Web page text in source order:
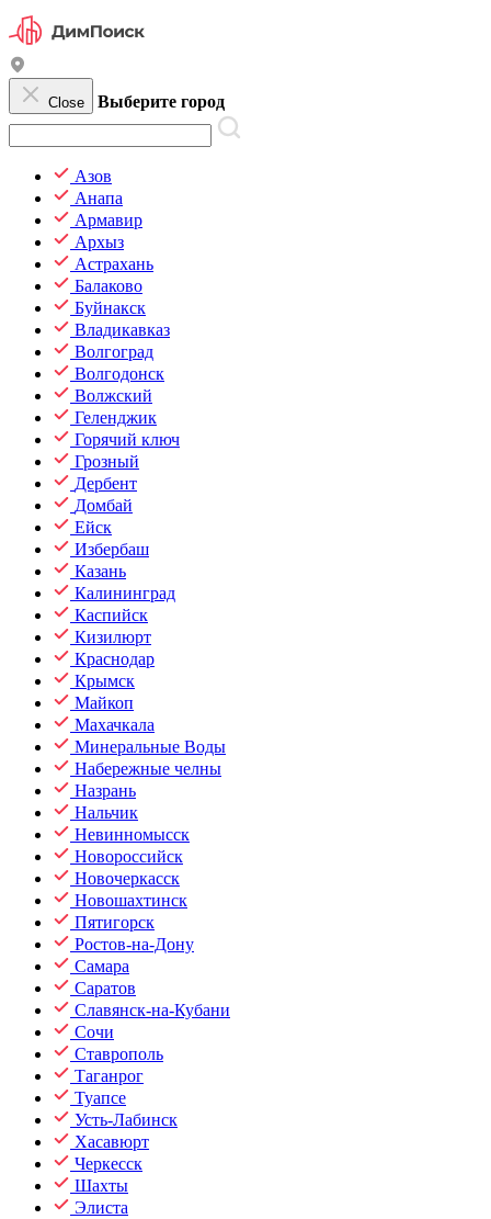
Close Выберите город
Азов
Анапа
Армавир
Архыз
Астрахань
Балаково
Буйнакск
Владикавказ
Волгоград
Волгодонск
Волжский
Геленджик
Горячий ключ
Грозный
Дербент
Домбай
Ейск
Избербаш
Казань
Калининград
Каспийск
Кизилюрт
Краснодар
Крымск
Майкоп
Махачкала
Минеральные Воды
Набережные челны
Назрань
Нальчик
Невинномысск
Новороссийск
Новочеркасск
Новошахтинск
Пятигорск
Ростов-на-Дону
Самара
Саратов
Славянск-на-Кубани
Сочи
Ставрополь
Таганрог
Туапсе
Усть-Лабинск
Хасавюрт
Черкесск
Шахты
Элиста